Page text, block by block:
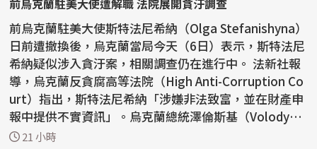
前烏克蘭駐美大使遭解職 法院展開貪汙調查
前烏克蘭駐美大使斯特法尼希納（Olga Stefanishyna）
日前遭撤換後，烏克蘭當局今天（6日）表示，斯特法尼
希納疑似涉入貪汙案，相關調查仍在進行中。 法新社報
導，烏克蘭反貪腐高等法院（High Anti-Corruption Co
urt）指出，斯特法尼希納「涉嫌非法致富，並在財產申
報中提供不實資訊」。烏克蘭總統澤倫斯基（Volody
m...21 小時